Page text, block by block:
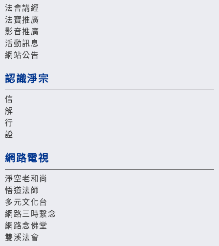
法會講經
法寶推廣
影音推廣
活動訊息
網站公告
認識淨宗
信
解
行
證
網路電視
淨空老和尚
悟道法師
多元文化台
網路三時繫念
網路念佛堂
雙溪法會